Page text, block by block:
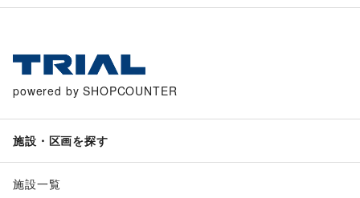
powered by SHOPCOUNTER
施設・区画を探す
施設一覧